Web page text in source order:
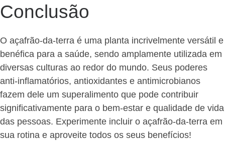
Conclusão
O açafrão-da-terra é uma planta incrivelmente versátil e
benéfica para a saúde, sendo amplamente utilizada em
diversas culturas ao redor do mundo. Seus poderes
anti-inflamatórios, antioxidantes e antimicrobianos
fazem dele um superalimento que pode contribuir
significativamente para o bem-estar e qualidade de vida
das pessoas. Experimente incluir o açafrão-da-terra em
sua rotina e aproveite todos os seus benefícios!